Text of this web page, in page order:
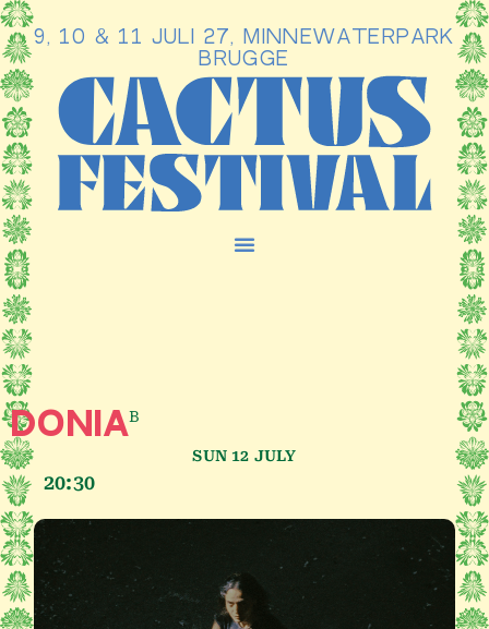
Ga
naar
de
inhoud
9, 10 & 11 JULI 27, MINNEWATERPARK
BRUGGE
SUN 12 JULY
DONIAB
20:30